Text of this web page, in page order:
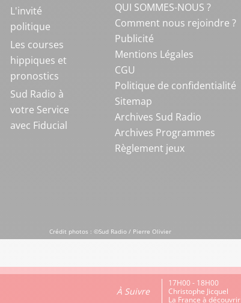
L'invité
politique
Les courses
hippiques et
pronostics
Sud Radio à
votre Service
avec Fiducial
QUI SOMMES-NOUS ?
Comment nous rejoindre ?
Publicité
Mentions Légales
CGU
Politique de confidentialité
Sitemap
Archives Sud Radio
Archives Programmes
Règlement jeux
Crédit photos : ©Sud Radio / Pierre Olivier
À Suivre
17H00 - 18H00
Christophe Jicquel
La France à découvrir